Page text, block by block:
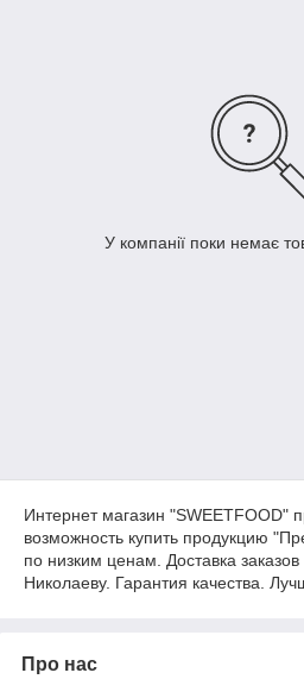
У компанії поки немає
Интернет магазин "SWEETFOOD"
возможность купить продукцию
по низким ценам. Доставка
Николаеву. Гарантия качества.
Про нас